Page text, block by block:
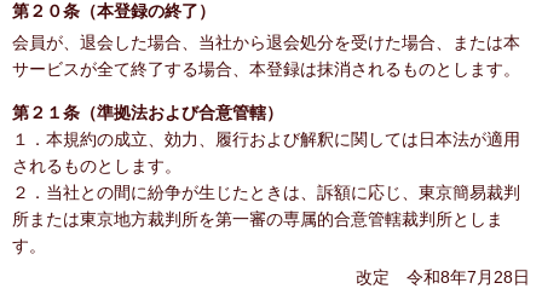
第２０条（本登録の終了）
会員が、退会した場合、当社から退会処分を受けた場合、または本
サービスが全て終了する場合、本登録は抹消されるものとします。
第２１条（準拠法および合意管轄）
１．本規約の成立、効力、履行および解釈に関しては日本法が適用
されるものとします。
２．当社との間に紛争が生じたときは、訴額に応じ、東京簡易裁判
所または東京地方裁判所を第一審の専属的合意管轄裁判所としま
す。
改定 令和8年7月28日